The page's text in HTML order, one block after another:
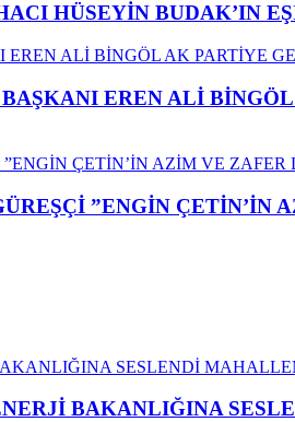
HÜSEYİN BUDAK’IN
EREN ALİ
”ENGİN ÇETİN’İN
BAKANLIĞINA